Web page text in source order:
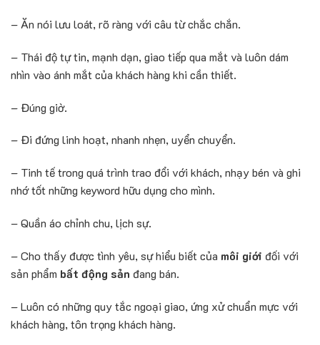
– Ăn nói lưu loát, rõ ràng với câu từ chắc chắn.
– Thái độ tự tin, mạnh dạn, giao tiếp qua mắt và luôn dám
nhìn vào ánh mắt của khách hàng khi cần thiết.
– Đúng giờ.
– Đi đứng linh hoạt, nhanh nhẹn, uyển chuyển.
– Tinh tế trong quá trình trao đổi với khách, nhạy bén và ghi
nhớ tốt những keyword hữu dụng cho mình.
– Quần áo chỉnh chu, lịch sự.
– Cho thấy được tình yêu, sự hiểu biết của môi giới đối với
sản phẩm bất động sản đang bán.
– Luôn có những quy tắc ngoại giao, ứng xử chuẩn mực với
khách hàng, tôn trọng khách hàng.